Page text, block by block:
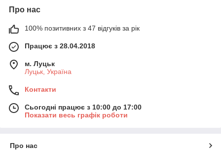
Про нас
100% позитивних з 47 відгуків за рік
Працює з 28.04.2018
м. Луцьк
Луцьк, Україна
Контакти
Сьогодні працює з 10:00 до 17:00
Показати весь графік роботи
Про нас